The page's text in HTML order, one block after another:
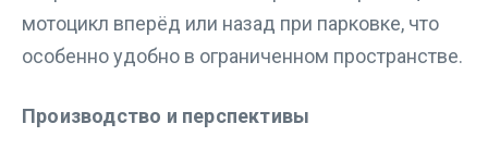
мотоцикл вперёд или назад при парковке, что
особенно удобно в ограниченном пространстве.
Производство и перспективы